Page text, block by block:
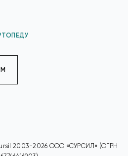
2003-2026 ООО «СУРСИЛ» (ОГРН